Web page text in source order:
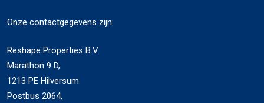
Onze contactgegevens zijn:
Reshape Properties B.V.
Marathon 9 D,
1213 PE Hilversum
Postbus 2064,